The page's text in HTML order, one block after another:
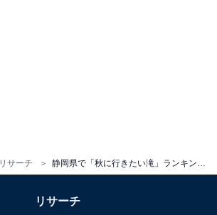
リサーチ 静岡県で「秋に行きたい滝」ランキング！ 2位「つるべ落としの滝」を抑えた1位は？ 【2025年調査】
リサーチ